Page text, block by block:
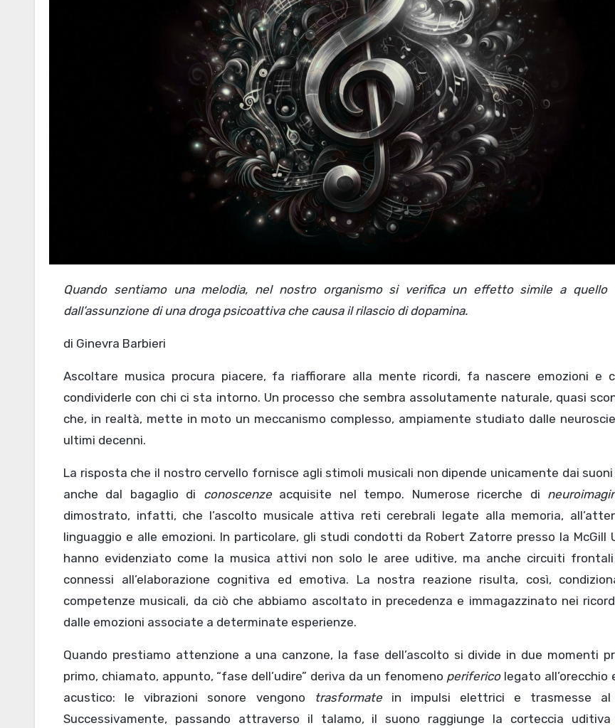
Quando sentiamo una melodia, nel nostro organismo si verifica un effetto simile a quello derivante
dall’assunzione di una droga psicoattiva che causa il rilascio di dopamina.
di Ginevra Barbieri
Ascoltare musica procura piacere, fa riaffiorare alla mente ricordi, fa nascere emozioni e
condividerle con chi ci sta intorno. Un processo che sembra assolutamente naturale, quasi
che, in realtà, mette in moto un meccanismo complesso, ampiamente studiato dalle
ultimi decenni.
La risposta che il nostro cervello fornisce agli stimoli musicali non dipende unicamente dai suoni
anche dal bagaglio di conoscenzeacquisite nel tempo. Numerose ricerche di
dimostrato, infatti, che l’ascolto musicale attiva reti cerebrali legate alla memoria,
linguaggio e alle emozioni. In particolare, gli studi condotti da Robert Zatorre presso la McGill
hanno evidenziato come la musica attivi non solo le aree uditive, ma anche circuiti
connessi all’elaborazione cognitiva ed emotiva. La nostra reazione risulta, così,
competenze musicali, da ciò che abbiamo ascoltato in precedenza e immagazzinato nei
dalle emozioni associate a determinate esperienze.
Quando prestiamo attenzione a una canzone, la fase dell’ascolto si divide in due momenti
primo, chiamato, appunto, “fase dell’udire” deriva da un fenomeno perifericolegato all’orecchio
acustico: le vibrazioni sonore vengono
trasformatein impulsi elettrici e trasmesse al
Successivamente, passando attraverso il talamo, il suono raggiunge la corteccia